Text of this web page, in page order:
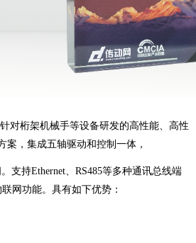
对桁架机械手等设备研发的高性能、高性
案，集成五轴驱动和控制一体，
支持Ethernet、RS485等多种通讯总线端
网功能。具有如下优势：